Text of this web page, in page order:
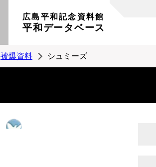
広島平和記念資料館
平和データベース
被爆資料 シュミーズ